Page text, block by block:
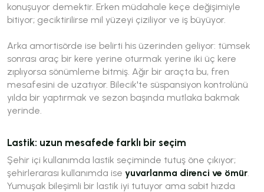
konuşuyor demektir. Erken müdahale keçe değişimiyle
bitiyor; geciktirilirse mil yüzeyi çiziliyor ve iş büyüyor.
Arka amortisörde ise belirti his üzerinden geliyor: tümsek
sonrası araç bir kere yerine oturmak yerine iki üç kere
zıplıyorsa sönümleme bitmiş. Ağır bir araçta bu, fren
mesafesini de uzatıyor. Bilecik'te süspansiyon kontrolünü
yılda bir yaptırmak ve sezon başında mutlaka bakmak
yerinde.
Lastik: uzun mesafede farklı bir seçim
Şehir içi kullanımda lastik seçiminde tutuş öne çıkıyor;
şehirlerarası kullanımda ise yuvarlanma direnci ve ömür
Yumuşak bileşimli bir lastik iyi tutuyor ama sabit hızda